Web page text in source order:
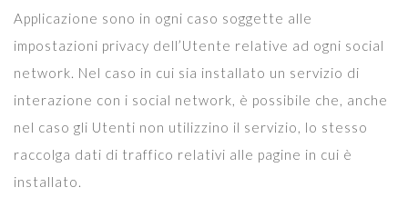
Applicazione sono in ogni caso soggette alle
impostazioni privacy dell’Utente relative ad ogni social
network. Nel caso in cui sia installato un servizio di
interazione con i social network, è possibile che, anche
nel caso gli Utenti non utilizzino il servizio, lo stesso
raccolga dati di traffico relativi alle pagine in cui è
installato.